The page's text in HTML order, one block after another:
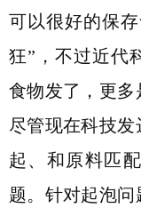
可以很好的保
狂”，不过近代
食物发了，更多
尽管现在科技
起、和原料匹
题。针对起泡